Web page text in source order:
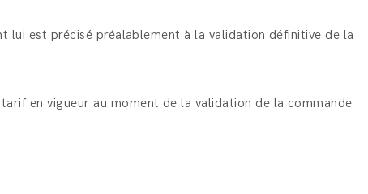
lui est précisé préalablement à la validation définitive de la
en vigueur au moment de la validation de la commande